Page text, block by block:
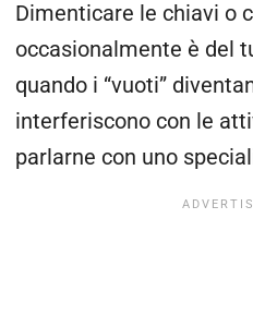
Dimenticare le chiavi o
occasionalmente è del
quando i “vuoti”
interferiscono con le
parlarne con uno